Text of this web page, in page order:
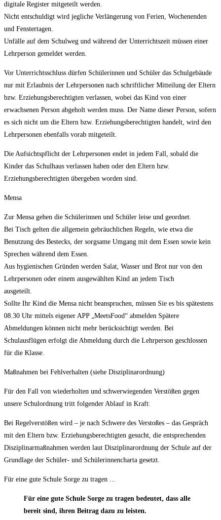
digitale Register mitgeteilt werden.
Nicht entschuldigt wird jegliche Verlängerung von Ferien, Wochenenden
und Fenstertagen.
Unfälle auf dem Schulweg und während der Unterrichtszeit müssen einer
Lehrperson gemeldet werden.
Vor Unterrichtsschluss dürfen Schülerinnen und Schüler das Schulgebäude
nur mit Erlaubnis der Lehrpersonen nach schriftlicher Mitteilung der Eltern
bzw. Erziehungsberechtigten verlassen, wobei das Kind von einer
erwachsenen Person abgeholt werden muss. Der Name dieser Person, sofern
es sich nicht um die Eltern bzw. Erziehungsberechtigten handelt, wird den
Lehrpersonen ebenfalls vorab mitgeteilt.
Die Aufsichtspflicht der Lehrpersonen endet in jedem Fall, sobald die
Kinder das Schulhaus verlassen haben oder den Eltern bzw.
Erziehungsberechtigten übergeben worden sind.
Mensa
Zur Mensa gehen die Schülerinnen und Schüler leise und geordnet.
Bei Tisch gelten die allgemein gebräuchlichen Regeln, wie etwa die
Benutzung des Bestecks, der sorgsame Umgang mit dem Essen sowie kein
Sprechen während dem Essen.
Aus hygienischen Gründen werden Salat, Wasser und Brot nur von den
Lehrpersonen oder einem ausgewählten Kind an jedem Tisch
ausgeteilt.
Sollte Ihr Kind die Mensa nicht beanspruchen, müssen Sie es bis spätestens
08.30 Uhr mittels eigener APP „MeetsFood“ abmelden Spätere
Abmeldungen können nicht mehr berücksichtigt werden. Bei
Schulausflügen erfolgt die Abmeldung durch die Lehrperson geschlossen
für die Klasse.
Maßnahmen bei Fehlverhalten (siehe Disziplinarordnung)
Für den Fall von wiederholten und schwerwiegenden Verstößen gegen
unsere Schulordnung tritt folgender Ablauf in Kraft:
Bei Regelverstößen wird – je nach Schwere des Verstoßes – das Gespräch
mit den Eltern bzw. Erziehungsberechtigten gesucht, die entsprechenden
Disziplinarmaßnahmen werden laut Disziplinarordnung der Schule auf der
Grundlage der Schüler- und Schülerinnencharta gesetzt.
Für eine gute Schule Sorge zu tragen ...
Für eine gute Schule Sorge zu tragen bedeutet, dass alle
bereit sind, ihren Beitrag dazu zu leisten.